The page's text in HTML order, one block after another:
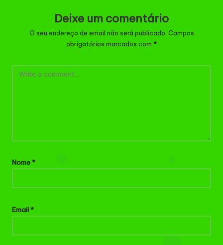
Deixe um comentário
O seu endereço de email não será publicado. Campos
obrigatórios marcados com *
Nome*
Email*